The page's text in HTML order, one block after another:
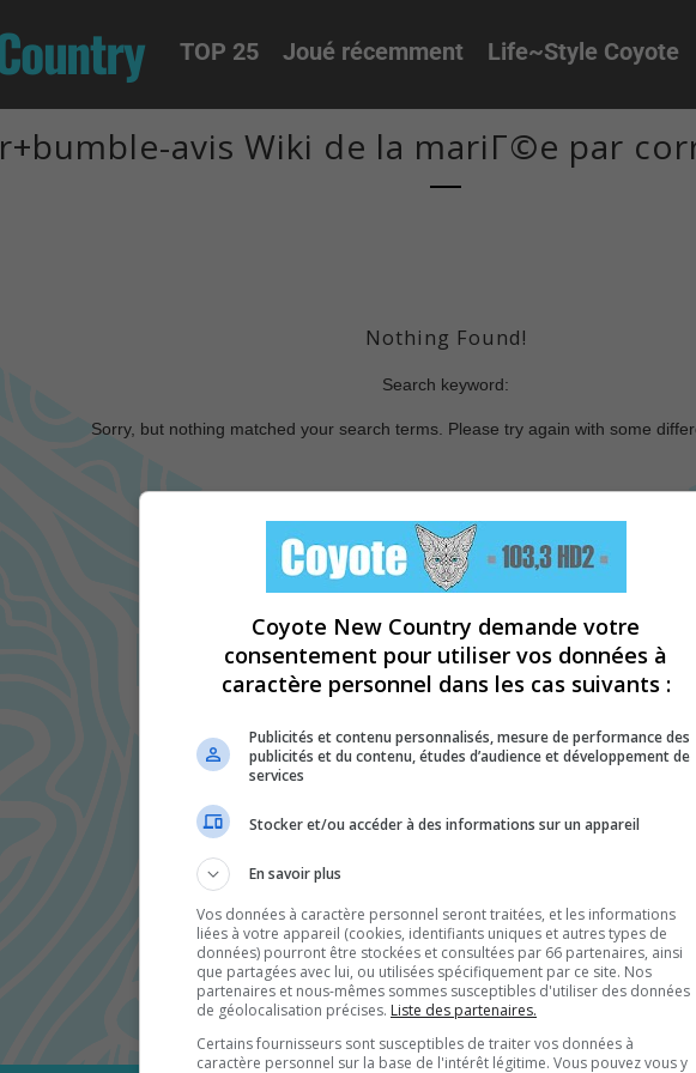
TOP 25 Joué récemment Life~Style Coyote
avis Wiki de la mariГ©e par
Nothing Found!
Search keyword:
Sorry, but nothing matched your search terms. Please try again with some
Coyote New Country demande votre
consentement pour utiliser vos données à
caractère personnel dans les cas suivants :
Publicités et contenu personnalisés, mesure de performance des
publicités et du contenu, études d’audience et développement de
services
Stocker et/ou accéder à des informations sur un appareil
En savoir plus
Vos données à caractère personnel seront traitées, et les informations
liées à votre appareil (cookies, identifiants uniques et autres types de
données) pourront être stockées et consultées par 66 partenaires, ainsi
que partagées avec lui, ou utilisées spécifiquement par ce site. Nos
partenaires et nous-mêmes sommes susceptibles d'utiliser des données
de géolocalisation précises. Liste des partenaires.
Certains fournisseurs sont susceptibles de traiter vos données à
caractère personnel sur la base de l'intérêt légitime. Vous pouvez vous y